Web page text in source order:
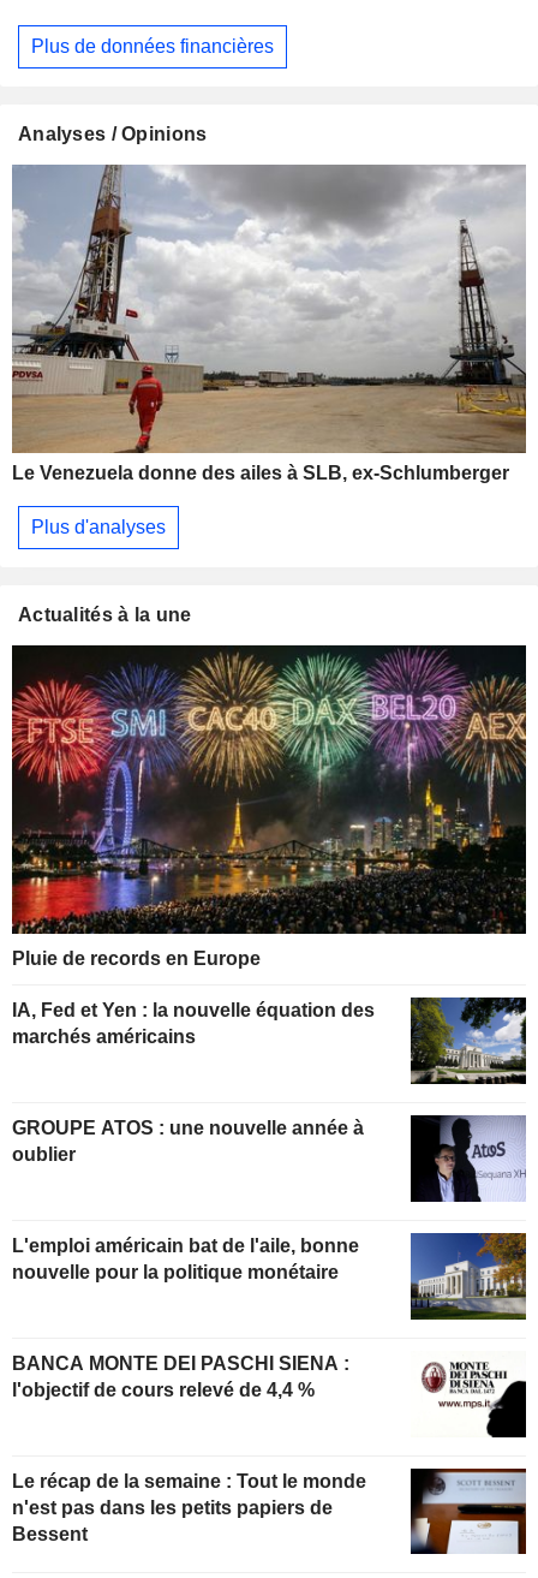
Plus de données financières
Analyses / Opinions
Le Venezuela donne des ailes à SLB, ex-Schlumberger
Plus d'analyses
Actualités à la une
Pluie de records en Europe
IA, Fed et Yen : la nouvelle équation des
marchés américains
GROUPE ATOS : une nouvelle année à
oublier
L'emploi américain bat de l'aile, bonne
nouvelle pour la politique monétaire
BANCA MONTE DEI PASCHI SIENA :
l'objectif de cours relevé de 4,4 %
Le récap de la semaine : Tout le monde
n'est pas dans les petits papiers de
Bessent